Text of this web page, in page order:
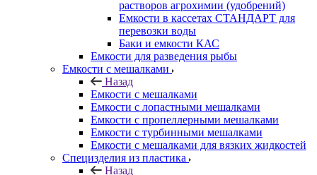
растворов агрохимии (удобрений)
Емкости в кассетах СТАНДАРТ для
перевозки воды
Баки и емкости КАС
Емкости для разведения рыбы
Емкости с мешалками
Назад
Емкости с мешалками
Емкости с лопастными мешалками
Емкости с пропеллерными мешалками
Емкости с турбинными мешалками
Емкости с мешалками для вязких жидкостей
Специзделия из пластика
Назад